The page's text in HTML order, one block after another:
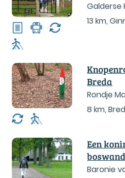
Galderse
13 km,
Breda
Rondje
8 km,
Een
Baronie